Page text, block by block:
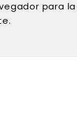
para